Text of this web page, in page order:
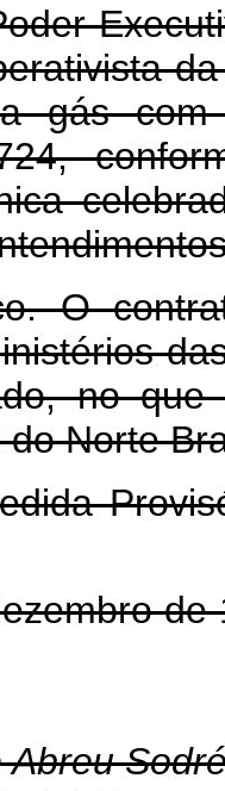
a gás
O
no
Norte
de